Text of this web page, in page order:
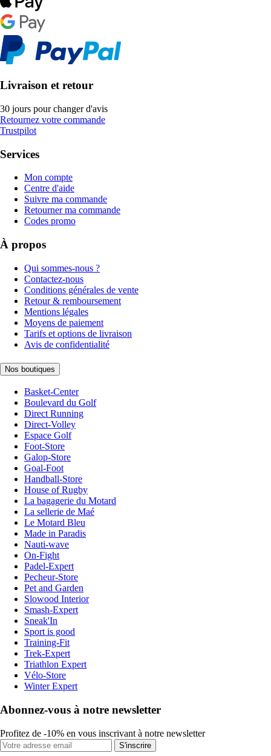
Livraison et retour
30 jours pour changer d'avis
Retournez votre commande
Trustpilot
Services
Mon compte
Centre d'aide
Suivre ma commande
Retourner ma commande
Codes promo
À propos
Qui sommes-nous ?
Contactez-nous
Conditions générales de vente
Retour & remboursement
Mentions légales
Moyens de paiement
Tarifs et options de livraison
Avis de confidentialité
Nos boutiques
Basket-Center
Boulevard du Golf
Direct Running
Direct-Volley
Espace Golf
Foot-Store
Galop-Store
Goal-Foot
Handball-Store
House of Rugby
La bagagerie du Motard
La sellerie de Maé
Le Motard Bleu
Made in Paradis
Nauti-wave
On-Fight
Padel-Expert
Pecheur-Store
Pet and Garden
Slowood Interior
Smash-Expert
Sneak'In
Sport is good
Training-Fit
Trek-Expert
Triathlon Expert
Vélo-Store
Winter Expert
Abonnez-vous à notre newsletter
Profitez de -10% en vous inscrivant à notre newsletter
S'inscrire